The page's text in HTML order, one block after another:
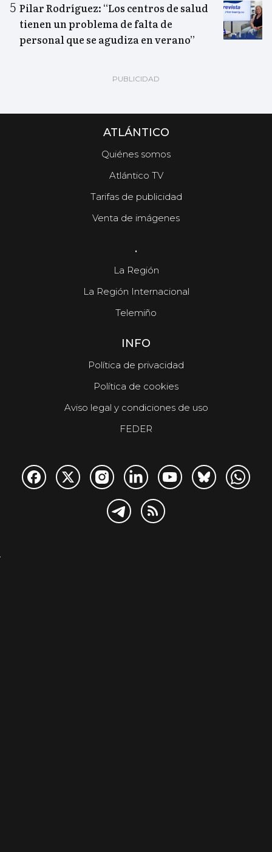
Pilar Rodríguez: “Los centros de salud
tienen un problema de falta de
personal que se agudiza en verano”
ATLÁNTICO
Quiénes somos
Atlántico TV
Tarifas de publicidad
Venta de imágenes
.
La Región
La Región Internacional
Telemiño
INFO
Política de privacidad
Política de cookies
Aviso legal y condiciones de uso
FEDER